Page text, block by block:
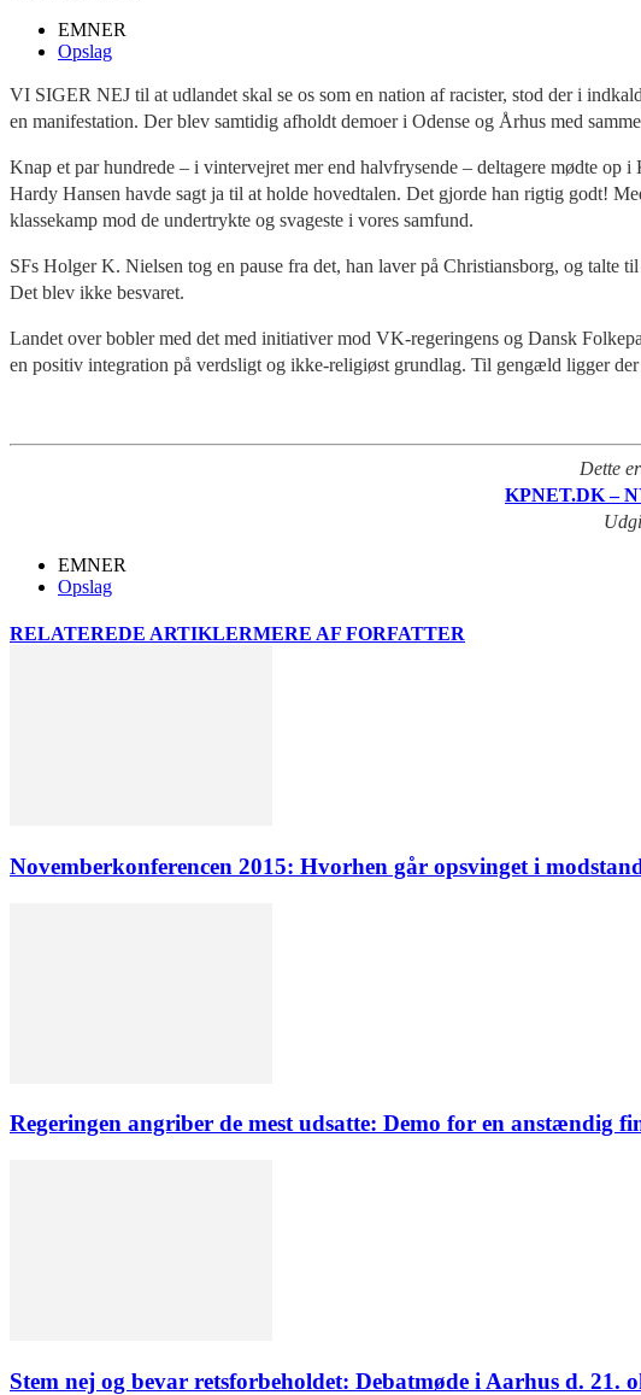
EMNER
Opslag
VI SIGER NEJ til at udlandet skal se os som en nation af racister, stod der i
en manifestation. Der blev samtidig afholdt demoer i Odense og Århus med
Knap et par hundrede – i vintervejret mer end halvfrysende – deltagere mødte op
Hardy Hansen havde sagt ja til at holde hovedtalen. Det gjorde han rigtig godt!
klassekamp mod de undertrykte og svageste i vores samfund.
SFs Holger K. Nielsen tog en pause fra det, han laver på Christiansborg, og talte
Det blev ikke besvaret.
Landet over bobler med det med initiativer mod VK-regeringens og Dansk
en positiv integration på verdsligt og ikke-religiøst grundlag. Til gengæld ligger
Dette
KPNET.DK –
EMNER
Opslag
RELATEREDE ARTIKLERMERE AF FORFATTER
Novemberkonferencen 2015: Hvorhen går opsvinget i
Regeringen angriber de mest udsatte: Demo for en anstændig
Stem nej og bevar retsforbeholdet: Debatmøde i Aarhus d. 21.